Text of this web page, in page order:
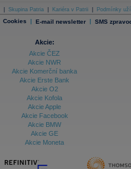
Skupina Patria Kariéra v Patrii Podmínky
Cookies | E-mail newsletter | SMS
Akcie:
Akcie ČEZ
Akcie NWR
Akcie Komerční banka
Akcie Erste Bank
Akcie O2
Akcie Kofola
Akcie Apple
Akcie Facebook
Akcie BMW
Akcie GE
Akcie Moneta